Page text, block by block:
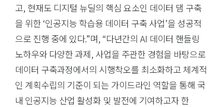
고, 현재도 디지털 뉴딜의 핵심 요소인 데이터 댐 구축
을 위한 ‘인공지능 학습용 데이터 구축 사업’을 성공적
으로 진행 중에 있다.”며, “다년간의 AI 데이터 핸들링
노하우와 다양한 과제, 사업을 주관한 경험을 바탕으로
데이터 구축과정에서의 시행착오를 최소화하고 체계적
인 계획수립의 기준이 되는 가이드라인 역할을 통해 국
내 인공지능 산업 활성화 및 발전에 기여하고자 한